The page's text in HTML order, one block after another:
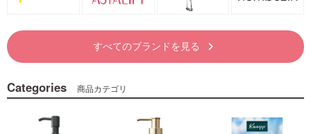
すべてのブランドを見る keyboard_arrow_right
Categories 商品カテゴリ